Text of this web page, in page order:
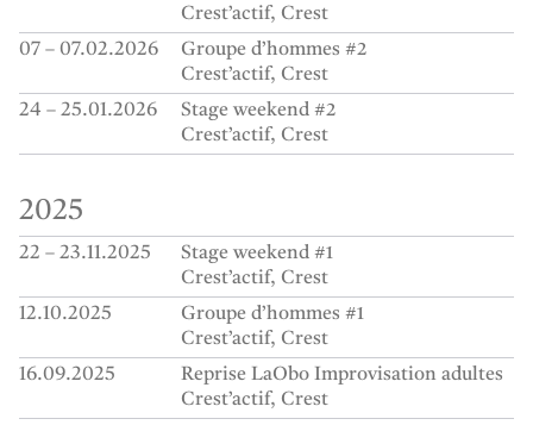
Crest’actif
Crest
07 – 07.02.2026
Groupe d’hommes #2
Crest’actif
Crest
24 – 25.01.2026
Stage weekend #2
Crest’actif
Crest
2025
22 – 23.11.2025
Stage weekend #1
Crest’actif
Crest
12.10.2025
Groupe d’hommes #1
Crest’actif
Crest
16.09.2025
Reprise LaObo Improvisation adultes
Crest’actif
Crest